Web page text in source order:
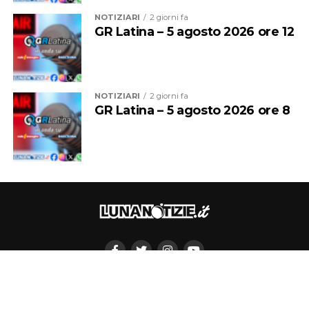
PUBBLICITÀ SU LUNANOTIZIE.IT
Tutti i diritti sono riservati - Lunanotizie.it - Radio Immagine Uno